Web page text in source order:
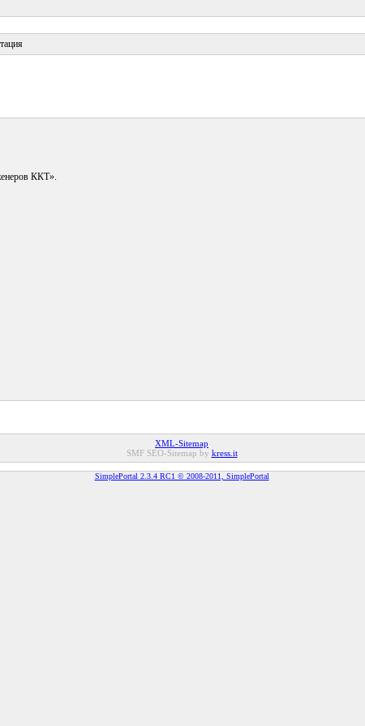
ККТ».
XML-Sitemap
SMF SEO-Sitemap by kress.it
SimplePortal 2.3.4 RC1 © 2008-2011, SimplePortal